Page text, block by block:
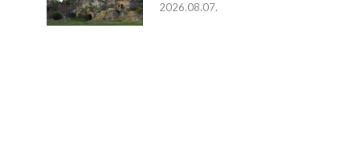
2026.08.07.